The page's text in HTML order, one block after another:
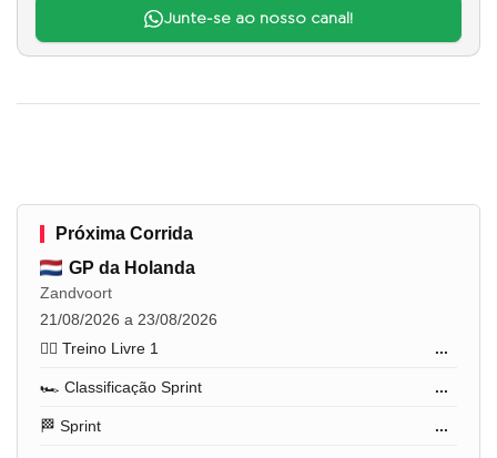
Junte-se ao nosso canal!
Próxima Corrida
GP da Holanda
Zandvoort
21/08/2026 a 23/08/2026
🏋️‍♂️ Treino Livre 1
...
🏎️ Classificação Sprint ...
🏁 Sprint ...